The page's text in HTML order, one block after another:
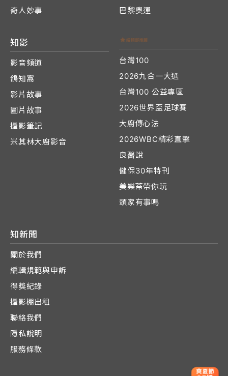
奇人妙事
巴黎奧運
知影
影音頻道
鴿知窩
影片故事
圖片故事
攝影筆記
米其林大廚影音
台灣100
2026九合一大選
台灣100 公益專區
2026世界盃足球賽
大廚傳心法
2026WBC精彩直擊
良醫說
健保30年特刊
美樂蒂帶你玩
頭家有事嗎
知新聞
關於我們
編輯規範與申訴
得獎紀錄
攝影棚出租
聯絡我們
隱私說明
服務條款
爽夏節